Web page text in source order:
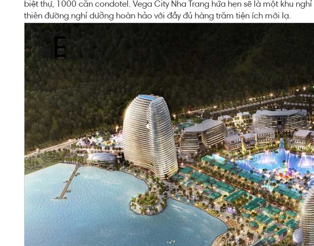
biệt thự, 1000 căn condotel. Vega City Nha Trang hứa hẹn sẽ là một khu
thiên đường nghỉ dưỡng hoàn hảo với đầy đủ hàng trăm tiện ích mới lạ.